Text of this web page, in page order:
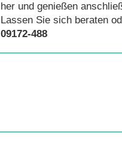
her und genießen
Lassen Sie sich beraten
09172-488